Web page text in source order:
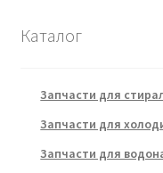
Каталог
Запчасти для
Запчасти для
Запчасти для